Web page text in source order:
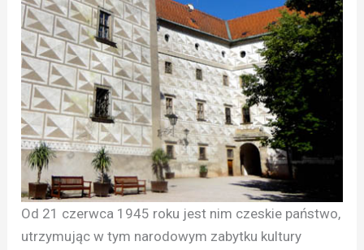
Od 21 czerwca 1945 roku jest nim czeskie państwo,
utrzymując w tym narodowym zabytku kultury